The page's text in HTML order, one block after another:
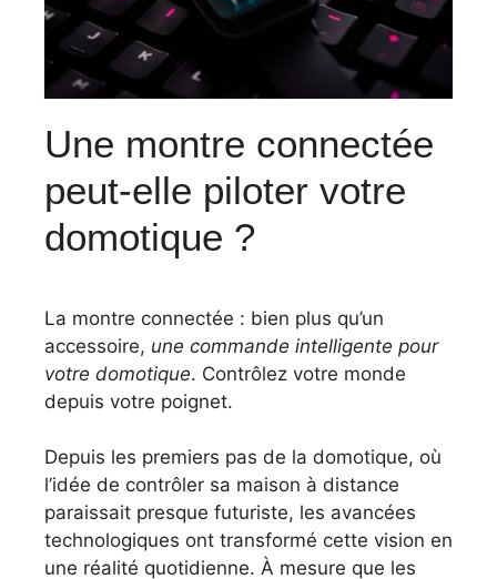
Une montre connectée
peut-elle piloter votre
domotique ?
La montre connectée : bien plus qu’un
accessoire, une commande intelligente pour
votre domotique. Contrôlez votre monde
depuis votre poignet.
Depuis les premiers pas de la domotique, où
l’idée de contrôler sa maison à distance
paraissait presque futuriste, les avancées
technologiques ont transformé cette vision en
une réalité quotidienne. À mesure que les